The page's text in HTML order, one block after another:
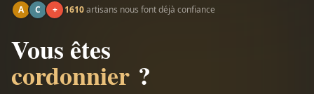
A C + 1610artisans nous font déjà confiance
Vous êtes
cordonnier ?